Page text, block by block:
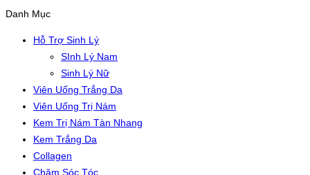
Danh Mục
Hỗ Trợ Sinh Lý
SInh Lý Nam
Sinh Lý Nữ
Viên Uống Trắng Da
Viên Uống Trị Nám
Kem Trị Nám Tàn Nhang
Kem Trắng Da
Collagen
Chăm Sóc Tóc